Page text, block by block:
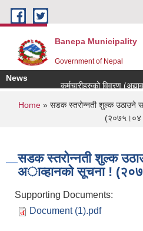
Skip to main content
Banepa Municipality
Government of Nepal
News
कर्मचारीहरुको विवरण
You are here
Home» सडक स्तरोन्नती शुल्क उठाउने
सडक स्तरोन्नती शुल्क
अाव्हानकाे सूचना !
Supporting Documents:
Document (1).pdf